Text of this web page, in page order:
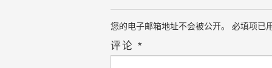
您的电子邮箱地址不会被公开。 必填项已
评论 *